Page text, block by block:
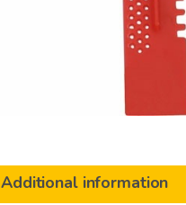
Additional information